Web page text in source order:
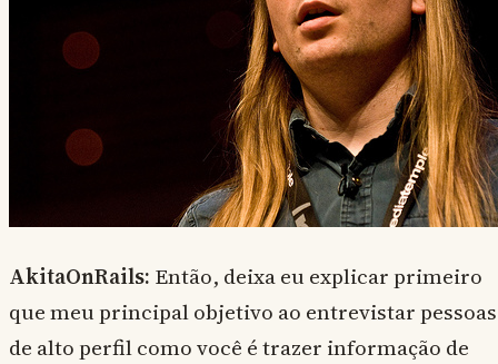
AkitaOnRails: Então, deixa eu explicar primeiro
que meu principal objetivo ao entrevistar pessoas
de alto perfil como você é trazer informação de